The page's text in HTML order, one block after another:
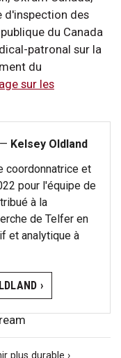
d'inspection des
du Canada
patronal sur la
du
sur les
Kelsey Oldland
coordonnatrice et
pour l'équipe de
à la
de Telfer en
et analytique à
›